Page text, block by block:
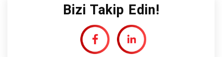
Bizi Takip Edin!